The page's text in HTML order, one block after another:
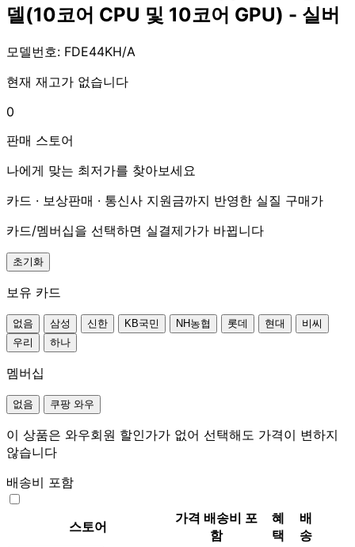
델(10코어 CPU 및 10코어 GPU) - 실버
모델번호: FDE44KH/A
현재 재고가 없습니다
0
판매 스토어
나에게 맞는 최저가를 찾아보세요
카드 · 보상판매 · 통신사 지원금까지 반영한 실질 구매가
카드/멤버십을 선택하면 실결제가가 바뀝니다
초기화
보유 카드
없음 삼성 신한 KB국민 NH농협 롯데 현대
비씨
우리
하나
멤버십
없음 쿠팡 와우
이 상품은 와우회원 할인가가 없어 선택해도 가격이 변하지
않습니다
배송비 포함
스토어
가격 배송비 포
함
혜
택
배
송